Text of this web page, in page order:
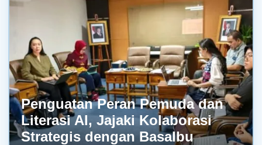
Penguatan Peran Pemuda dan
Literasi AI, Jajaki Kolaborasi
Strategis dengan BasaIbu